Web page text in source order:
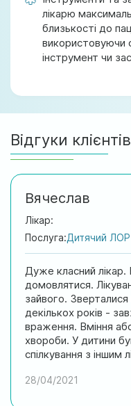
лікарю
близькості до
використовуючи
інструмент чи
Відгуки
Вячеслав
Лікар:
Послуга:Дитячий ЛОР
Дуже класний лікар.
домовлятися.
зайвого.
декількох років -
враження. Вміння
хвороби. У дитини
спілкування з іншим
неї без проблем
28/04/2021